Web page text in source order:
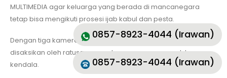
MULTIMEDIA agar keluarga yang berada di mancanegara
tetap bisa mengikuti prosesi ijab kabul dan pesta.
Dengan tiga kamera dan desain profesional, acara sukses
disaksikan oleh ratusan penonton secara serempak tanpa
kendala.
0857-8923-4044 (Irawan)
0857-8923-4044 (Irawan)